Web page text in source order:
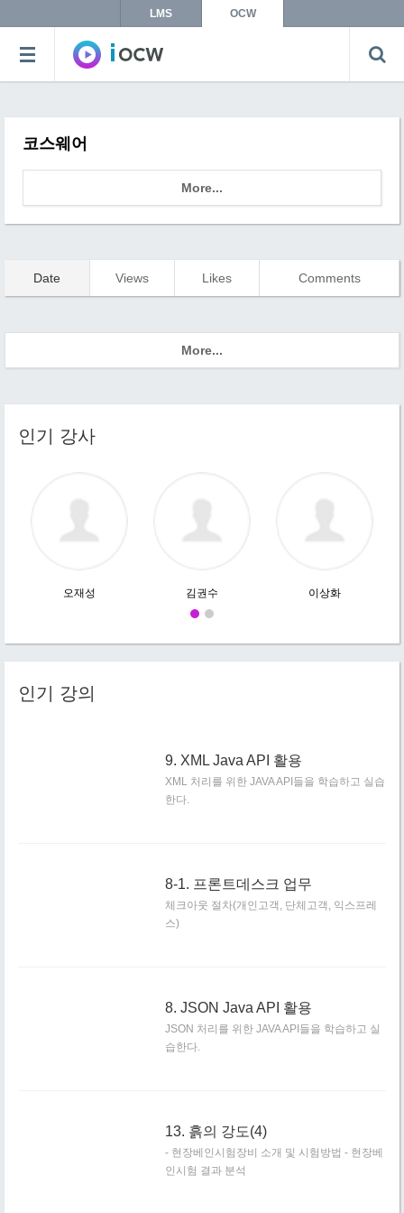
LMS OCW
코스웨어
More...
Date Views Likes Comments
More...
인기 강사
오재성 김권수 이상화
인기 강의
9. XML Java API 활용
XML 처리를 위한 JAVA API들을 학습하고 실습
한다.
8-1. 프론트데스크 업무
체크아웃 절차(개인고객, 단체고객, 익스프레
스)
8. JSON Java API 활용
JSON 처리를 위한 JAVA API들을 학습하고 실
습한다.
13. 흙의 강도(4)
- 현장베인시험장비 소개 및 시험방법 - 현장베
인시험 결과 분석